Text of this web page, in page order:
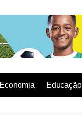
Economia Educação